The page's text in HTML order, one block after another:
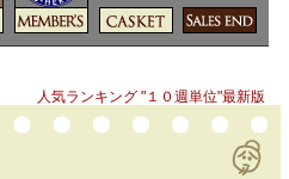
人気ランキング "１０週単位"最新版